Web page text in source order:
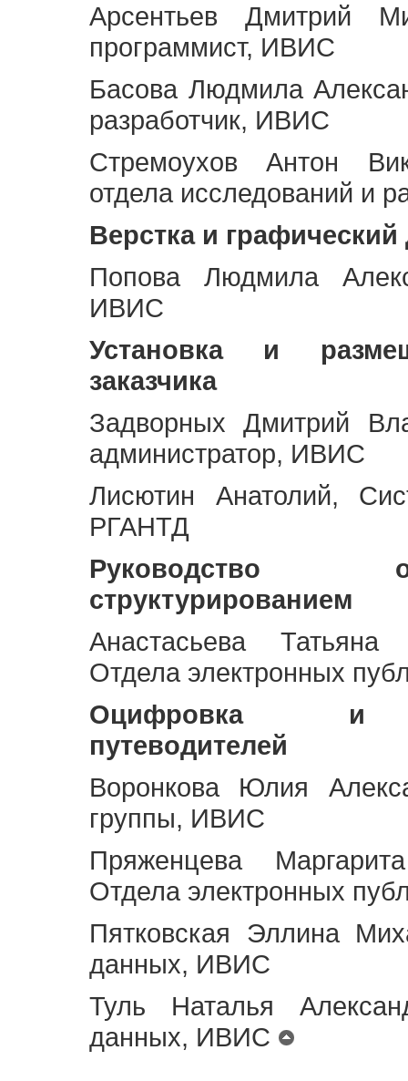
Арсентьев Дмитрий
программист, ИВИС
Басова Людмила
разработчик, ИВИС
Стремоухов Антон
отдела исследований и
Верстка и графический
Попова Людмила
ИВИС
Установка и
заказчика
Задворных Дмитрий
администратор, ИВИС
Лисютин Анатолий,
РГАНТД
Руководство
структурированием
Анастасьева Татьяна
Отдела электронных
Оцифровка и
путеводителей
Воронкова Юлия
группы, ИВИС
Пряженцева
Отдела электронных
Пятковская Эллина
данных, ИВИС
Туль Наталья
данных, ИВИС